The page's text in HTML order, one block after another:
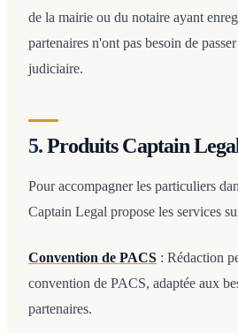
de la mairie ou du notaire ayant
partenaires n'ont pas besoin de
judiciaire.
5.Produits Captain
Pour accompagner les particuliers
Captain Legal propose les services
Convention de PACS : Rédaction
convention de PACS, adaptée aux
partenaires.​